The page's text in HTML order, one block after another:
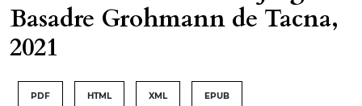
Basadre Grohmann de Tacna,
2021
PDF HTML XML EPUB